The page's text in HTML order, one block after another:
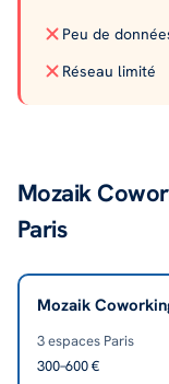
Peu de
Réseau limité
Mozaik
Paris
Mozaik
3espaces Paris
300–600 €